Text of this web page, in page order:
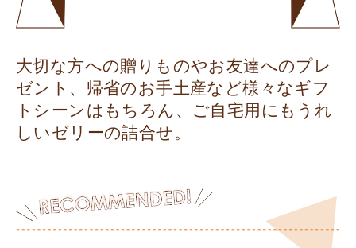
大切な方への贈りものやお友達へのプレ
ゼント、帰省のお手土産など様々なギフ
トシーンはもちろん、ご自宅用にもうれ
しいゼリーの詰合せ。